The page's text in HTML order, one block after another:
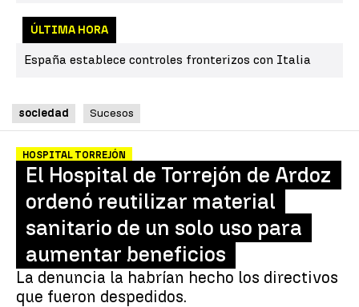
ÚLTIMA HORA
España establece controles fronterizos con Italia
sociedad Sucesos
HOSPITAL TORREJÓN
El Hospital de Torrejón de Ardoz
ordenó reutilizar material
sanitario de un solo uso para
aumentar beneficios
La denuncia la habrían hecho los directivos
que fueron despedidos.